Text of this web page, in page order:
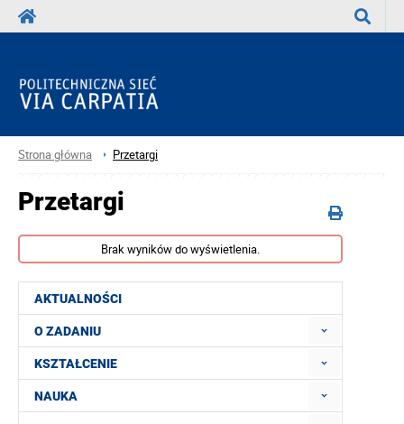
Strona główna Przetargi
AKTUALNOŚCI
O ZADANIU
KSZTAŁCENIE
NAUKA
Przetargi
Brak wyników do wyświetlenia.